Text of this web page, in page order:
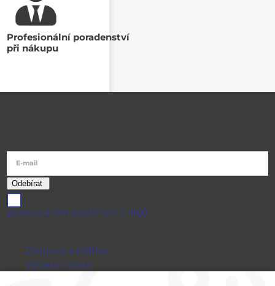
Profesionální poradenství
při nákupu
E-mail
zpracováním osobních údajů
Doprava a platba
Výdejní místo